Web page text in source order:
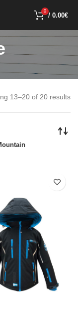
0
/ 0.00€
13–20 of 20 results